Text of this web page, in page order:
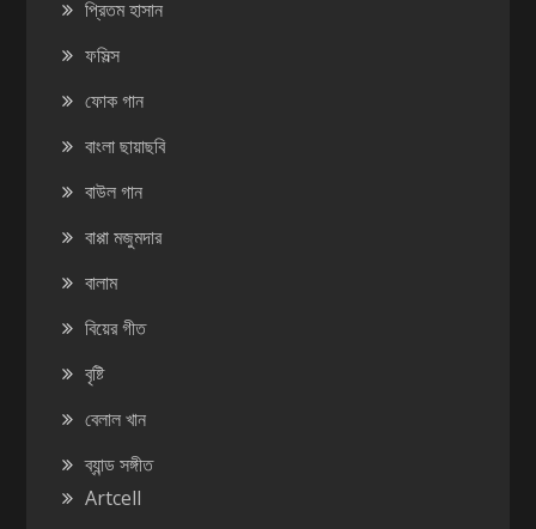
প্রিতম হাসান
ফসিল্স
ফোক গান
বাংলা ছায়াছবি
বাউল গান
বাপ্পা মজুমদার
বালাম
বিয়ের গীত
বৃষ্টি
বেলাল খান
ব্যান্ড সঙ্গীত
Artcell